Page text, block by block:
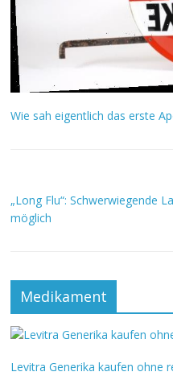
Wie sah eigentlich das erste
„Long Flu“: Schwerwiegende
möglich
Medikament
Levitra Generika kaufen ohne